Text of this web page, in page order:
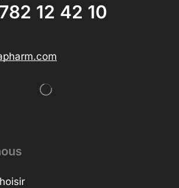
12 42 10